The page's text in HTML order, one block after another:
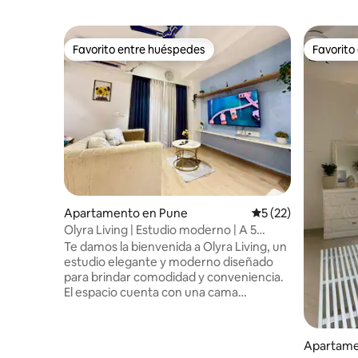
Favorito entre huéspedes
Favorito entre huéspedes
Apartamento en Pune Calificación
5 (22)
Olyra Living | Estudio moderno | A 5
minutos a pie del aeropuerto
Te damos la bienvenida a Olyra Living, un
estudio elegante y moderno diseñado
para brindar comodidad y conveniencia.
El espacio cuenta con una cama